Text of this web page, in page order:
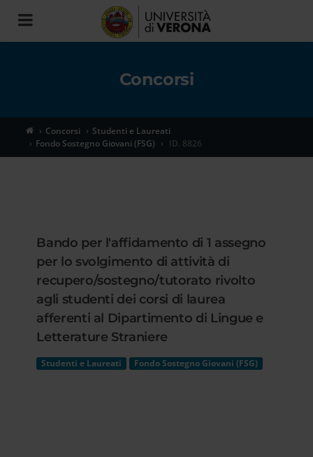
Toggle
navigation
Concorsi
Concorsi
Studenti e Laureati
Fondo Sostegno Giovani (FSG)
ID. 8826
Bando per l'affidamento di 1 assegno
per lo svolgimento di attività di
recupero/sostegno/tutorato rivolto
agli studenti dei corsi di laurea
afferenti al Dipartimento di Lingue e
Letterature Straniere
Studenti e Laureati Fondo Sostegno Giovani (FSG)